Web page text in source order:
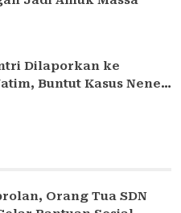
Dilaporkan ke
Buntut Kasus Nenek
Orang Tua SDN